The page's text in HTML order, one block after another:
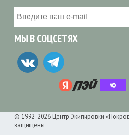
МЫ В СОЦСЕТЯХ
© 1992-2026 Центр Экипировки
защищены